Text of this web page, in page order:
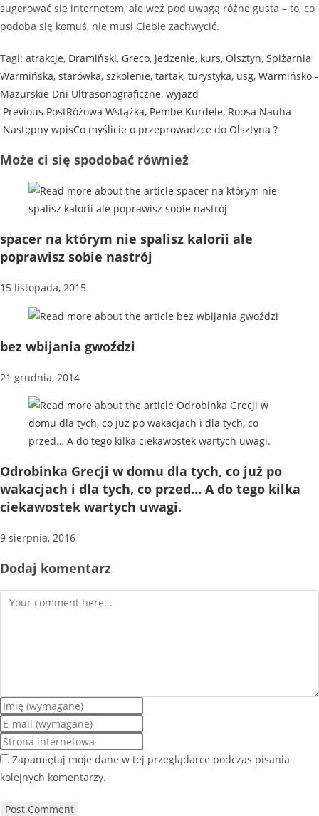
sugerować się internetem, ale weź pod uwagą różne gusta – to, co
podoba się komuś, nie musi Ciebie zachwycić.
Tagi: atrakcje, Dramiński, Greco, jedzenie, kurs, Olsztyn, Spiżarnia
Warmińska, starówka, szkolenie, tartak, turystyka, usg, Warmińsko -
Mazurskie Dni Ultrasonograficzne, wyjazd
Previous PostRóżowa Wstążka, Pembe Kurdele, Roosa Nauha
Następny wpisCo myślicie o przeprowadzce do Olsztyna ?
Może ci się spodobać również
spacer na którym nie spalisz kalorii ale
poprawisz sobie nastrój
15 listopada, 2015
bez wbijania gwoździ
21 grudnia, 2014
Odrobinka Grecji w domu dla tych, co już po
wakacjach i dla tych, co przed… A do tego kilka
ciekawostek wartych uwagi.
9 sierpnia, 2016
Dodaj komentarz
Zapamiętaj moje dane w tej przeglądarce podczas pisania
kolejnych komentarzy.